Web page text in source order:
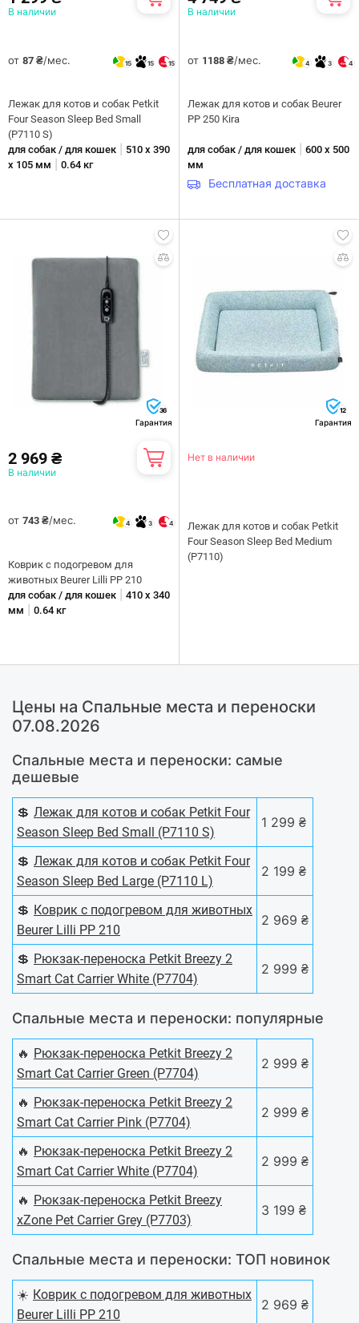
В наличии
от 87 ₴/мес. 15 15 15
Лежак для котов и собак Petkit
Four Season Sleep Bed Small
(P7110 S)
для собак / для кошек
510 х 390
х 105 мм
0.64 кг
В наличии
от 1188 ₴/мес. 4 3 4
Лежак для котов и собак Beurer
PP 250 Kira
для собак / для кошек
600 х 500
мм
Бесплатная доставка
36
Гарантия
2 969 ₴
В наличии
от 743 ₴/мес. 4 3 4
Коврик с подогревом для
животных Beurer Lilli PP 210
для собак / для кошек
410 х 340
мм
0.64 кг
12
Гарантия
Нет в наличии
Лежак для котов и собак Petkit
Four Season Sleep Bed Medium
(P7110)
Цены на Спальные места и переноски
07.08.2026
Спальные места и переноски: самые
дешевые
💲 Лежак для котов и собак Petkit Four
Season Sleep Bed Small (P7110 S)
1 299 ₴
💲 Лежак для котов и собак Petkit Four
Season Sleep Bed Large (P7110 L)
2 199 ₴
💲 Коврик с подогревом для животных
Beurer Lilli PP 210
2 969 ₴
💲 Рюкзак-переноска Petkit Breezy 2
Smart Cat Carrier White (P7704)
2 999 ₴
Спальные места и переноски: популярные
🔥 Рюкзак-переноска Petkit Breezy 2
Smart Cat Carrier Green (P7704)
2 999 ₴
🔥 Рюкзак-переноска Petkit Breezy 2
Smart Cat Carrier Pink (P7704)
2 999 ₴
🔥 Рюкзак-переноска Petkit Breezy 2
Smart Cat Carrier White (P7704)
2 999 ₴
🔥 Рюкзак-переноска Petkit Breezy
xZone Pet Carrier Grey (P7703)
3 199 ₴
Спальные места и переноски: ТОП новинок
☀️ Коврик с подогревом для животных
Beurer Lilli PP 210
2 969 ₴